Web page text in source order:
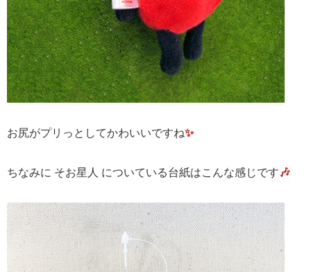
お尻がプリっとしてかわいいですね✨
ちなみに そお星人 についている台紙はこんな感じです🎶